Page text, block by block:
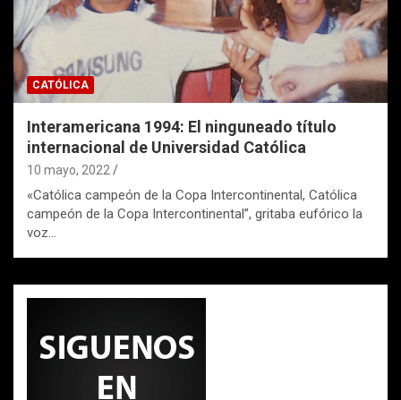
CATÓLICA
Interamericana 1994: El ninguneado título
internacional de Universidad Católica
10 mayo, 2022
«Católica campeón de la Copa Intercontinental, Católica
campeón de la Copa Intercontinental”, gritaba eufórico la
voz…